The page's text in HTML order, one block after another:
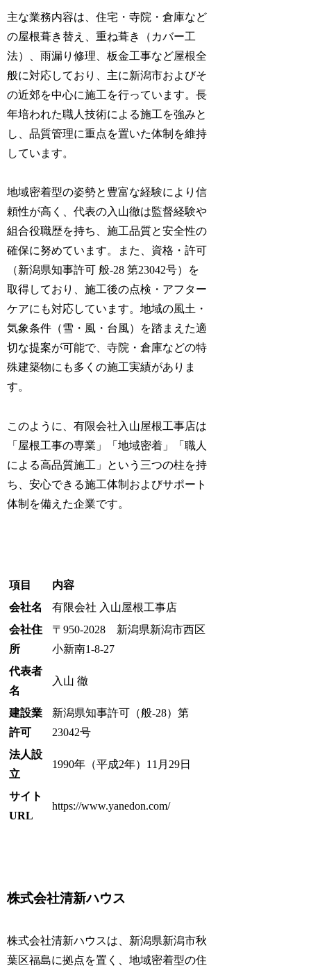
主な業務内容は、住宅・寺院・倉庫など
の屋根葺き替え、重ね葺き（カバー工
法）、雨漏り修理、板金工事など屋根全
般に対応しており、主に新潟市およびそ
の近郊を中心に施工を行っています。長
年培われた職人技術による施工を強みと
し、品質管理に重点を置いた体制を維持
しています。
地域密着型の姿勢と豊富な経験により信
頼性が高く、代表の入山徹は監督経験や
組合役職歴を持ち、施工品質と安全性の
確保に努めています。また、資格・許可
（新潟県知事許可 般-28 第23042号）を
取得しており、施工後の点検・アフター
ケアにも対応しています。地域の風土・
気象条件（雪・風・台風）を踏まえた適
切な提案が可能で、寺院・倉庫などの特
殊建築物にも多くの施工実績がありま
す。
このように、有限会社入山屋根工事店は
「屋根工事の専業」「地域密着」「職人
による高品質施工」という三つの柱を持
ち、安心できる施工体制およびサポート
体制を備えた企業です。
項目
内容
会社名
有限会社 入山屋根工事店
会社住
所
〒950-2028 新潟県新潟市西区
小新南1-8-27
代表者
名
入山 徹
建設業
許可
新潟県知事許可（般-28）第
23042号
法人設
立
1990年（平成2年）11月29日
サイト
URL
https://www.yanedon.com/
株式会社清新ハウス
株式会社清新ハウスは、新潟県新潟市秋
葉区福島に拠点を置く、地域密着型の住